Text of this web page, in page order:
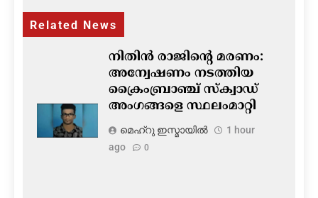
Related News
നിതിൻ രാജിന്റെ മരണം:
അന്വേഷണം നടത്തിയ
ക്രൈംബ്രാഞ്ച് സ്ക്വാഡ്
അംഗങ്ങളെ സ്ഥലംമാറ്റി
മെഹ്റു ഇസ്മായില്‍
1 hour
ago
0